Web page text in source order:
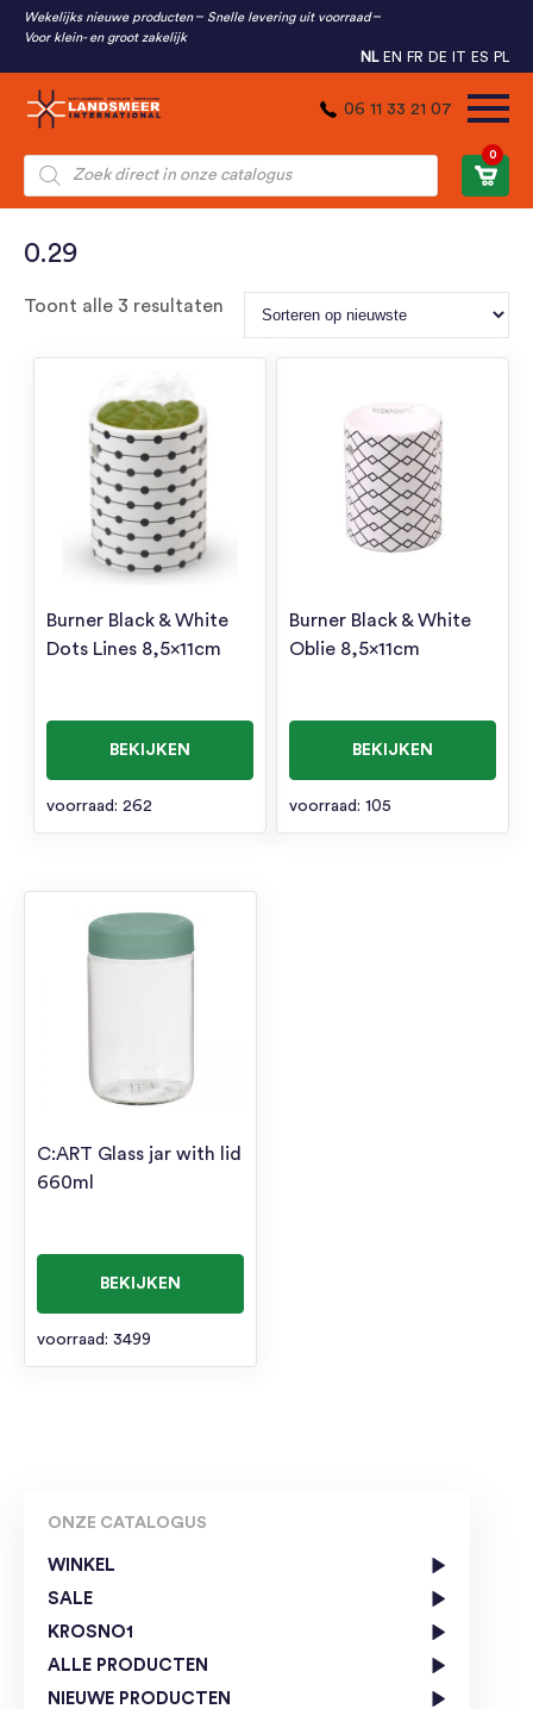
Wekelijks nieuwe producten
Snelle levering uit voorraad
Voor klein- en groot zakelijk
NL EN FR DE IT ES PL
06 11 33 21 07
Producten
zoeken
0
ONZE CATALOGUS
WINKEL
SALE
KROSNO1
ALLE PRODUCTEN
NIEUWE PRODUCTEN
0.29
Toont alle 3 resultaten Gesorteerd
nieuwste
Burner Black & White
Dots Lines 8,5x11cm
BEKIJKEN
voorraad: 262
Burner Black & White
Oblie 8,5x11cm
BEKIJKEN
voorraad: 105
C:ART Glass jar with lid
660ml
BEKIJKEN
voorraad: 3499